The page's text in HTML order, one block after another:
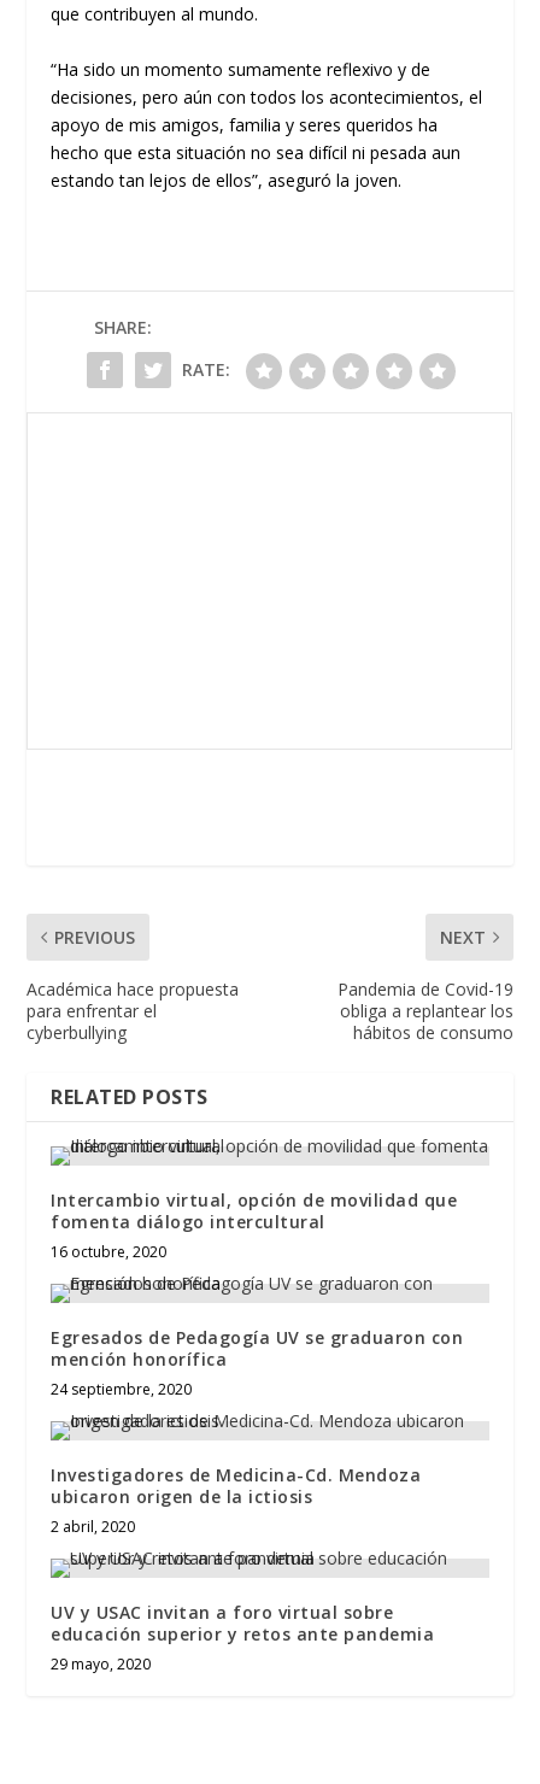
que contribuyen almundo.
“Ha sido un momento sumamente reflexivo y de
decisiones, pero aún con todos los acontecimientos, el
apoyo de mis amigos, familia y seres queridos ha
hecho que esta situación no sea difícil ni pesadaaun
estando tan lejos de ellos”, aseguró la joven.
SHARE:
RATE:
PREVIOUS
Académica hace propuesta
para enfrentar el
cyberbullying
NEXT
Pandemia de Covid-19
obliga a replantear los
hábitos de consumo
RELATED POSTS
Intercambio virtual, opción de movilidad que
fomenta diálogo intercultural
16 octubre, 2020
Egresados de Pedagogía UV se graduaron con
mención honorífica
24 septiembre, 2020
Investigadores de Medicina-Cd. Mendoza
ubicaron origen de la ictiosis
2 abril, 2020
UV y USAC invitan a foro virtual sobre
educación superior y retos ante pandemia
29 mayo, 2020